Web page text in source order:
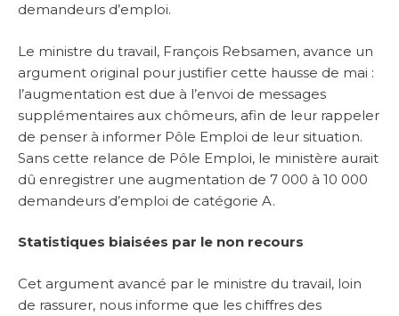
demandeurs d’emploi.
Le ministre du travail, François Rebsamen, avance un
argument original pour justifier cette hausse de mai :
l’augmentation est due à l’envoi de messages
supplémentaires aux chômeurs, afin de leur rappeler
de penser à informer Pôle Emploi de leur situation.
Sans cette relance de Pôle Emploi, le ministère aurait
dû enregistrer une augmentation de 7 000 à 10 000
demandeurs d’emploi de catégorie A.
Statistiques biaisées par le non recours
Cet argument avancé par le ministre du travail, loin
de rassurer, nous informe que les chiffres des